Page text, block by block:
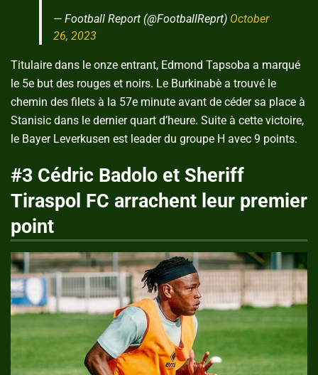
— Football Report (@FootballReprt) October
26, 2023
Titulaire dans le onze entrant, Edmond Tapsoba a marqué
le 5e but des rouges et noirs. Le Burkinabè a trouvé le
chemin des filets à la 57e minute avant de céder sa place à
Stanisic dans le dernier quart d’heure. Suite à cette victoire,
le Bayer Leverkusen est leader du groupe H avec 9 points.
#3 Cédric Badolo et Sheriff
Tiraspol FC arrachent leur premier
point